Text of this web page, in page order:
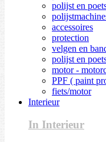
polijst en
accessoires
protection
velgen en
polijst en
motor -
PPF ( paint
fiets/motor
Interieur
In Interieur